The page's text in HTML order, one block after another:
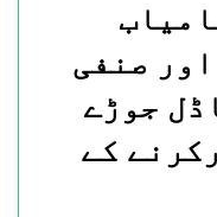
صنفی
جوڑے
کے